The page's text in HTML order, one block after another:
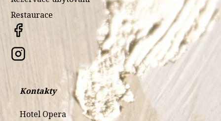
Restaurace
Kontakty
Hotel Opera